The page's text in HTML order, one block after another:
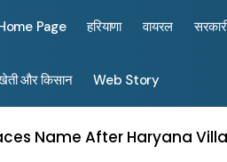
Page हरियाणा वायरल
और किसान Web Story
Name After Haryana